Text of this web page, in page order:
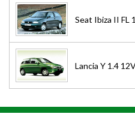
Seat Ibiza II FL
Lancia Y 1.4